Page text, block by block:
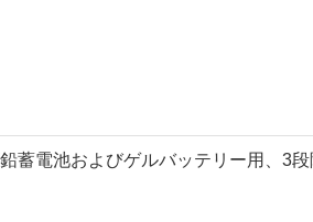
蓄電池およびゲルバッテリー用、3